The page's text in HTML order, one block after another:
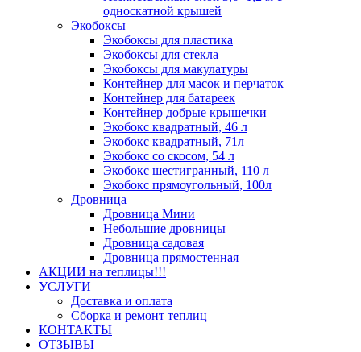
односкатной крышей
Экобоксы
Экобоксы для пластика
Экобоксы для стекла
Экобоксы для макулатуры
Контейнер для масок и перчаток
Контейнер для батареек
Контейнер добрые крышечки
Экобокс квадратный, 46 л
Экобокс квадратный, 71л
Экобокс со скосом, 54 л
Экобокс шестигранный, 110 л
Экобокс прямоугольный, 100л
Дровница
Дровница Мини
Небольшие дровницы
Дровница садовая
Дровница прямостенная
АКЦИИ на теплицы!!!
УСЛУГИ
Доставка и оплата
Сборка и ремонт теплиц
КОНТАКТЫ
ОТЗЫВЫ